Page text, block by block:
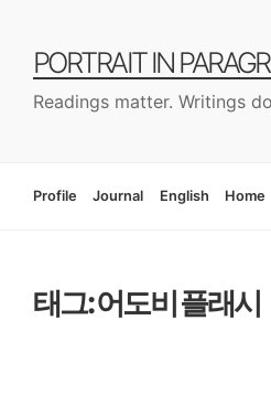
PORTRAIT IN
Readings matter. Writings
Profile Journal English Home
태그: 어도비 플래시